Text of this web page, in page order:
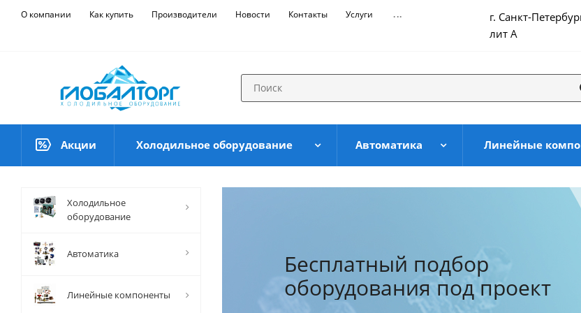
О компании Как купить Производители Новости Контакты Услуги ...
г. Санкт-
лит А
Акции Холодильное оборудование Автоматика Линейные
Бесплатный подбор
оборудования под проект
Система скидок в
магазине
Холодильное
оборудование
Автоматика
Линейные компоненты